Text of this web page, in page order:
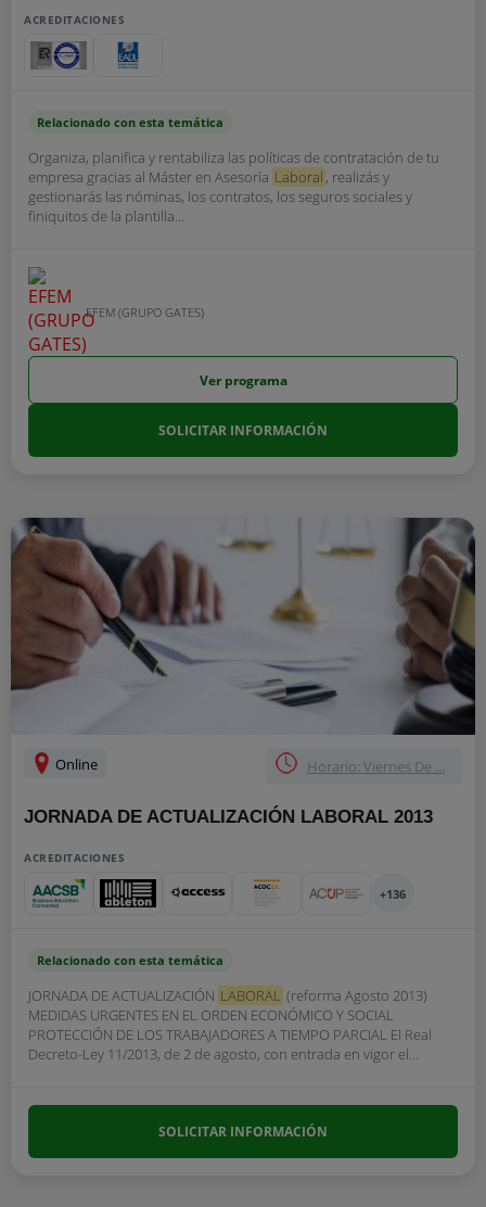
ACREDITACIONES
Relacionado con esta temática
Organiza, planifica y rentabiliza las políticas de contratación de tu
empresa gracias al Máster en Asesoría Laboral , realizás y
gestionarás las nóminas, los contratos, los seguros sociales y
finiquitos de la plantilla...
EFEM (GRUPO GATES)
Ver programa
SOLICITAR INFORMACIÓN
Online Horario: Viernes De ...
JORNADA DE ACTUALIZACIÓN LABORAL 2013
ACREDITACIONES
+136
Relacionado con esta temática
JORNADA DE ACTUALIZACIÓN LABORAL (reforma Agosto 2013)
MEDIDAS URGENTES EN EL ORDEN ECONÓMICO Y SOCIAL
PROTECCIÓN DE LOS TRABAJADORES A TIEMPO PARCIAL El Real
Decreto-Ley 11/2013, de 2 de agosto, con entrada en vigor el...
SOLICITAR INFORMACIÓN